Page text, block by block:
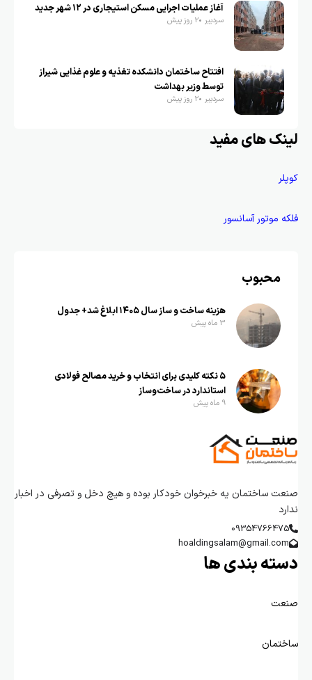
آغاز عملیات اجرایی مسکن استیجاری در ۱۲ شهر جدید
سردبیر 2 روز پیش
افتتاح ساختمان دانشکده تغذیه و علوم غذایی شیراز
توسط وزیر بهداشت
سردبیر 2 روز پیش
لینک های مفید
کوپلر
فلکه موتور آسانسور
محبوب
هزینه ساخت و ساز سال ۱۴۰۵ ابلاغ شد+ جدول
3 ماه پیش
۵ نکته کلیدی برای انتخاب و خرید مصالح فولادی
استاندارد در ساخت‌وساز
9 ماه پیش
صنعت ساختمان یه خبرخوان خودکار بوده و هیچ دخل و تصرفی در اخبار
ندارد
09354766475
hoaldingsalam@gmail.com
دسته بندی ها
صنعت
ساختمان